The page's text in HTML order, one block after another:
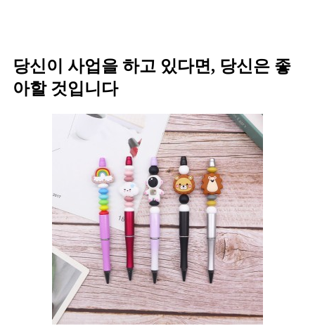
당신이 사업을 하고 있다면, 당신은 좋
아할 것입니다